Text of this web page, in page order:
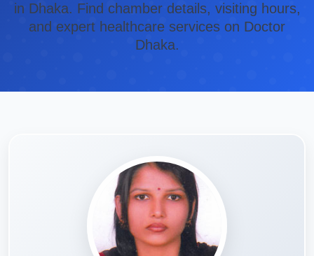
in Dhaka. Find chamber details, visiting hours,
and expert healthcare services on Doctor
Dhaka.